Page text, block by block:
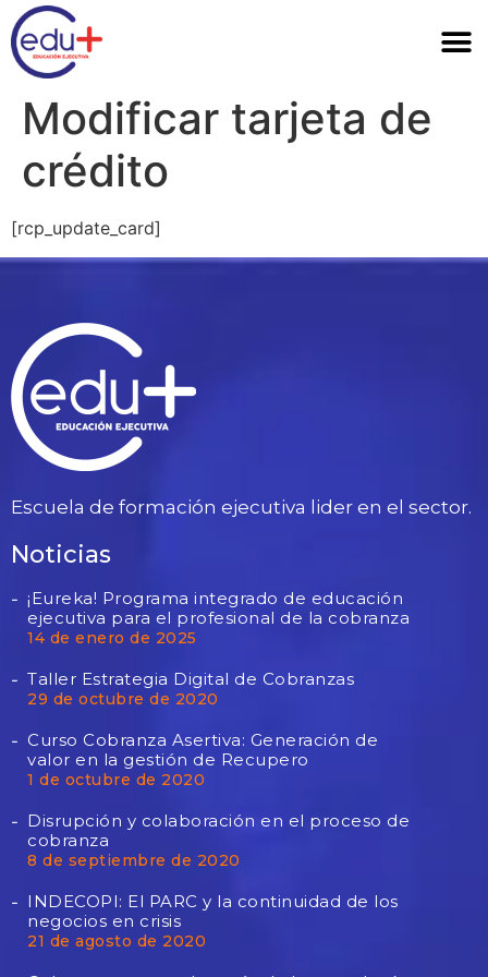
Modificar tarjeta de
crédito
[rcp_update_card]
Escuela de formación ejecutiva lider en el sector.
Noticias
¡Eureka! Programa integrado de educación
ejecutiva para el profesional de la cobranza
14 de enero de 2025
Taller Estrategia Digital de Cobranzas
29 de octubre de 2020
Curso Cobranza Asertiva: Generación de
valor en la gestión de Recupero
1 de octubre de 2020
Disrupción y colaboración en el proceso de
cobranza
8 de septiembre de 2020
INDECOPI: El PARC y la continuidad de los
negocios en crisis
21 de agosto de 2020